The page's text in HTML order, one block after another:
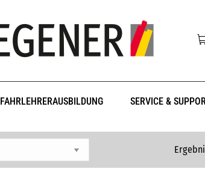
FAHRLEHRERAUSBILDUNG SERVICE &